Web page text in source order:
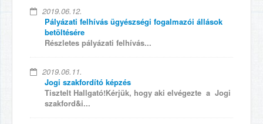
2019.06.12.
Pályázati felhívás ügyészségi fogalmazói állások
betöltésére
Részletes pályázati felhívás...
2019.06.11.
Jogi szakfordító képzés
Tisztelt Hallgató!Kérjük, hogy aki elvégezte a Jogi
szakford&i...